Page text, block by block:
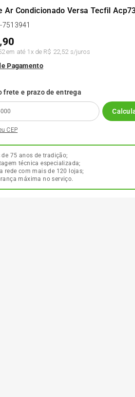
Ar Condicionado Versa Tecfil
7513941
em até 1 x de R$ 22,52s/juros
Pagamento
frete e prazo de entrega
CEP
de 75 anos de tradição;
técnica especializada;
rede com mais de 120 lojas;
máxima no serviço.
Xbri Aro 13